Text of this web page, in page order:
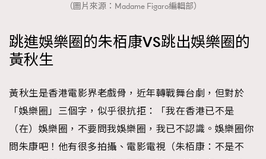
（圖片來源：Madame Figaro編輯部）
跳進娛樂圈的朱栢康VS跳出娛樂圈的
黃秋生
黃秋生是香港電影界老戲骨，近年轉戰舞台劇，但對於
「娛樂圈」三個字，似乎很抗拒：「我在香港已不是
（在）娛樂圈，不要問我娛樂圈，我已不認識。娛樂圈你
問朱康吧！他有很多拍攝、電影電視（朱栢康：不是不